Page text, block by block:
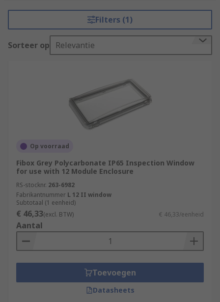
Filters (1)
Sorteer op Relevantie
Op voorraad
Fibox Grey Polycarbonate IP65 Inspection Window
for use with 12 Module Enclosure
RS-stocknr. 263-6982
Fabrikantnummer L 12 II window
Subtotaal (1 eenheid)
€ 46,33(excl. BTW) € 46,33/eenheid
Aantal
Toevoegen
Datasheets